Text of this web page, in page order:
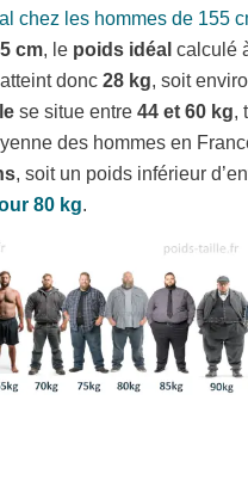
chez les hommes de 155
cm, le poids idéal calculé
atteint donc 28 kg, soit
se situe entre 44 et 60 kg,
des hommes en
, soit un poids inférieur
80 kg.